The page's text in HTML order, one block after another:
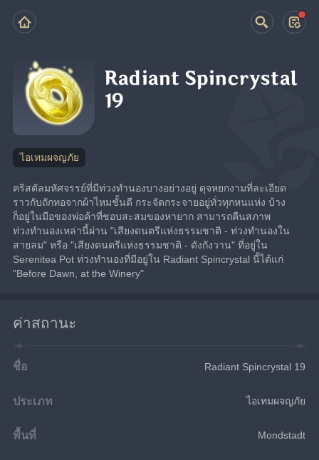
Radiant Spincrystal
19
ไอเทมผจญภัย
คริสตัลมหัศจรรย์ที่มีท่วงทำนองบางอย่างอยู่ ดุจหยกงามที่ละเอียด
ราวกับถักทอจากผ้าไหมชั้นดี กระจัดกระจายอยู่ทั่วทุกหนแห่ง บ้าง
ก็อยู่ในมือของพ่อค้าที่ชอบสะสมของหายาก สามารถคืนสภาพ
ท่วงทำนองเหล่านี้ผ่าน "เสียงดนตรีแห่งธรรมชาติ - ท่วงทำนองใน
สายลม" หรือ "เสียงดนตรีแห่งธรรมชาติ - ดังกังวาน" ที่อยู่ใน
Serenitea Pot ท่วงทำนองที่มีอยู่ใน Radiant Spincrystal นี้ได้แก่
"Before Dawn, at the Winery"
ค่าสถานะ
ชื่อ Radiant Spincrystal 19
ประเภท ไอเทมผจญภัย
พื้นที่ Mondstadt